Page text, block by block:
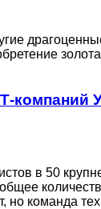
компаний
в 50
но команда